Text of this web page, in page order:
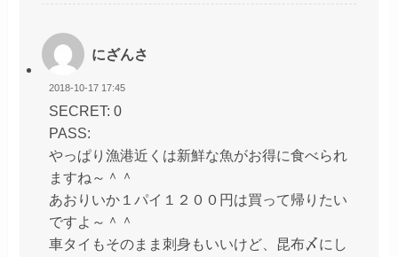
にざんさ
2018-10-17 17:45
SECRET: 0
PASS:
やっぱり漁港近くは新鮮な魚がお得に食べられ
ますね～＾＾
あおりいか１パイ１２００円は買って帰りたい
ですよ～＾＾
車タイもそのまま刺身もいいけど、昆布〆にし